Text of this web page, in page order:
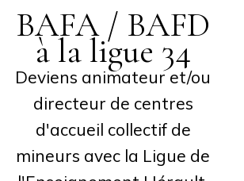
l'Enseignement Hérault.
BAFA / BAFD
à la ligue 34
Deviens animateur et/ou
directeur de centres
d'accueil collectif de
mineurs avec la Ligue de